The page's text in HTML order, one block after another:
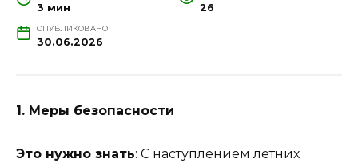
3 мин 26
ОПУБЛИКОВАНО
30.06.2026
1. Меры безопасности
Это нужно знать: С наступлением летних